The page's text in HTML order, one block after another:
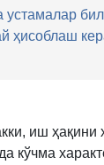
устамалар
ҳисоблаш
иш ҳақини
кўчма